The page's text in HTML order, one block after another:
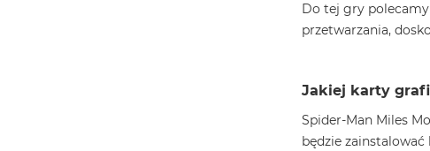
Do tej gry polecamy
przetwarzania,
Jakiej karty
Spider-Man Miles
będzie zainstalować